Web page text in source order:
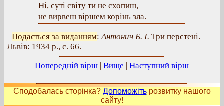
Ні, суті світу ти не схопиш,
не вирвеш віршем корінь зла.
Подається за виданням:Антонич Б. І. Три перстені. –
Львів: 1934 р., с. 66.
Попередній вірш | Вище | Наступний вірш
Сподобалась сторінка? Допоможітьрозвитку нашого
сайту!